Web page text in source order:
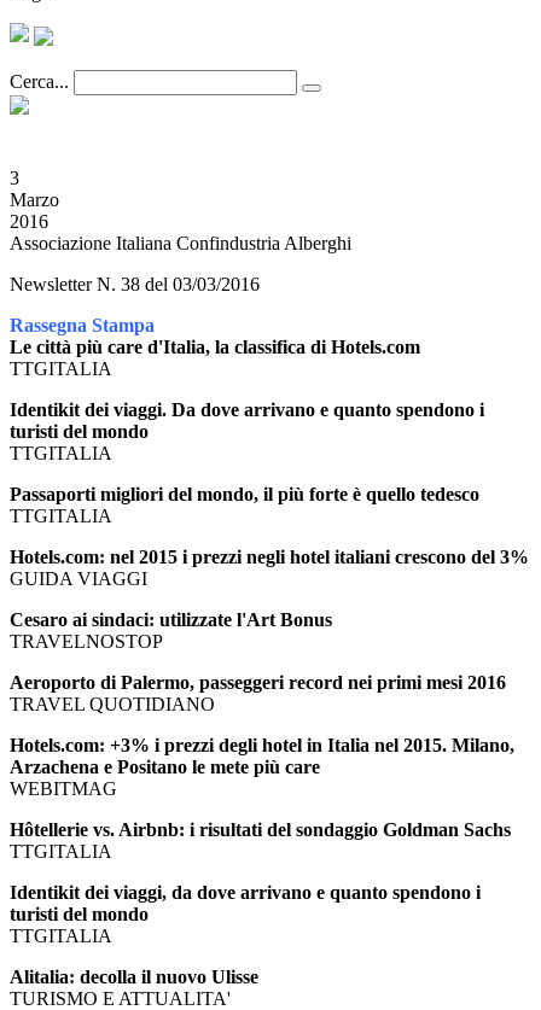
Cerca...
3
Marzo
2016
Associazione Italiana Confindustria Alberghi
Newsletter N. 38 del 03/03/2016
Rassegna Stampa
Le città più care d'Italia, la classifica di Hotels.com
TTGITALIA
Identikit dei viaggi. Da dove arrivano e quanto spendono i
turisti del mondo
TTGITALIA
Passaporti migliori del mondo, il più forte è quello tedesco
TTGITALIA
Hotels.com: nel 2015 i prezzi negli hotel italiani crescono del 3%
GUIDA VIAGGI
Cesaro ai sindaci: utilizzate l'Art Bonus
TRAVELNOSTOP
Aeroporto di Palermo, passeggeri record nei primi mesi 2016
TRAVEL QUOTIDIANO
Hotels.com: +3% i prezzi degli hotel in Italia nel 2015. Milano,
Arzachena e Positano le mete più care
WEBITMAG
Hôtellerie vs. Airbnb: i risultati del sondaggio Goldman Sachs
TTGITALIA
Identikit dei viaggi, da dove arrivano e quanto spendono i
turisti del mondo
TTGITALIA
Alitalia: decolla il nuovo Ulisse
TURISMO E ATTUALITA'